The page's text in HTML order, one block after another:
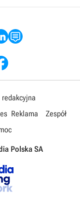
Reklama
Zespół
Polska SA